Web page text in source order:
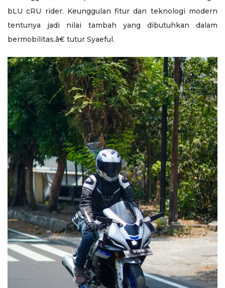
bLU cRU rider. Keunggulan fitur dan teknologi modern
tentunya jadi nilai tambah yang dibutuhkan dalam
bermobilitas,â€ tutur Syaeful.